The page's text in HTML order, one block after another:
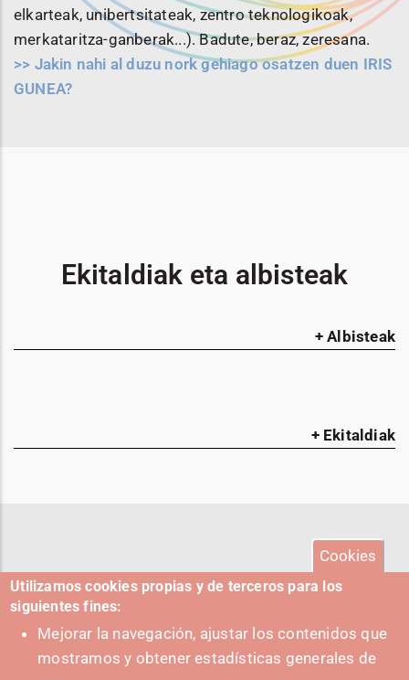
elkarteak, unibertsitateak, zentro teknologikoak,
merkataritza-ganberak...). Badute, beraz, zeresana.
>> Jakin nahi al duzu nork gehiago osatzen duen IRIS
GUNEA?
Ekitaldiak eta albisteak
+ Albisteak
+ Ekitaldiak
Cookies
Utilizamos cookies propias y de terceros para los
siguientes fines:
Mejorar la navegación, ajustar los contenidos que
mostramos y obtener estadísticas generales de